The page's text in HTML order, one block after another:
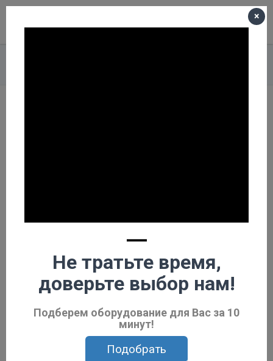
×
—
Не тратьте время,
доверьте выбор нам!
Подберем оборудование для Вас за 10
минут!
Подобрать